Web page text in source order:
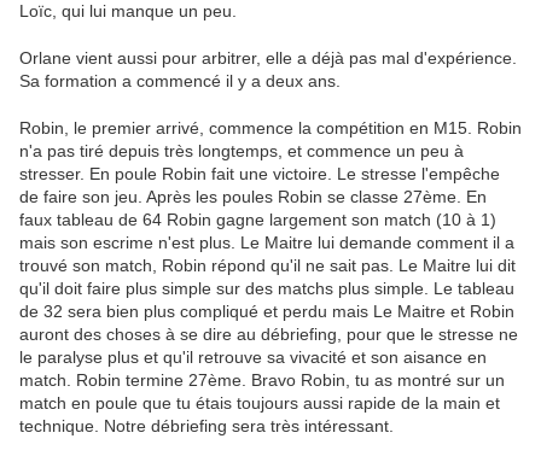
Loïc, qui lui manque un peu.
Orlane vient aussi pour arbitrer, elle a déjà pas mal d'expérience.
Sa formation a commencé il y a deux ans.
Robin, le premier arrivé, commence la compétition en M15. Robin
n'a pas tiré depuis très longtemps, et commence un peu à
stresser. En poule Robin fait une victoire. Le stresse l'empêche
de faire son jeu. Après les poules Robin se classe 27ème. En
faux tableau de 64 Robin gagne largement son match (10 à 1)
mais son escrime n'est plus. Le Maitre lui demande comment il a
trouvé son match, Robin répond qu'il ne sait pas. Le Maitre lui dit
qu'il doit faire plus simple sur des matchs plus simple. Le tableau
de 32 sera bien plus compliqué et perdu mais Le Maitre et Robin
auront des choses à se dire au débriefing, pour que le stresse ne
le paralyse plus et qu'il retrouve sa vivacité et son aisance en
match. Robin termine 27ème. Bravo Robin, tu as montré sur un
match en poule que tu étais toujours aussi rapide de la main et
technique. Notre débriefing sera très intéressant.